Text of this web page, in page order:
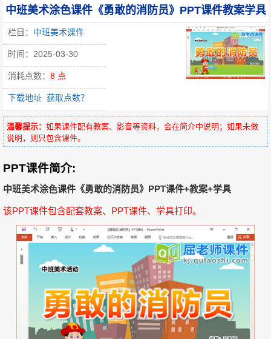
中班美术涂色课件《勇敢的消防员》PPT课件教案学具
栏目： 中班美术课件
时间：2025-03-30
消耗点数： 8 点
下载地址 获取点数？
温馨提示： 如果课件配有教案、影音等资料，会在简介中说明；如果未做
说明，则只包含课件。
PPT课件简介:
中班美术涂色课件《勇敢的消防员》PPT课件+教案+学具
该PPT课件包含配套教案、PPT课件、学具打印。